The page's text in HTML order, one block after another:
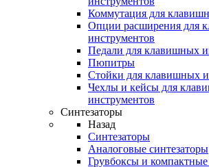
Коммутация для
Опции расширения для
инструментов
Педали для клавишных
Пюпитры
Стойки для клавишных
Чехлы и кейсы для
инструментов
Синтезаторы
Назад
Синтезаторы
Аналоговые синтезаторы
Грувбоксы и компактные